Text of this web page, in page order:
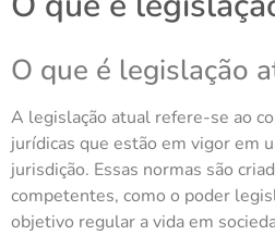
O que é legislação
A legislação atual refere-se ao
jurídicas que estão em vigor em
jurisdição. Essas normas são
competentes, como o poder
objetivo regular a vida em